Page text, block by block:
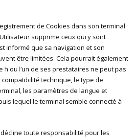
de Cookies dans son terminal
supprime ceux qui y sont
informé que sa navigation et son
être limitées. Cela pourrait également
h ou l’un de ses prestataires ne peut pas
technique, le type de
les paramètres de langue et
lequel le terminal semble connecté à
toute responsabilité pour les